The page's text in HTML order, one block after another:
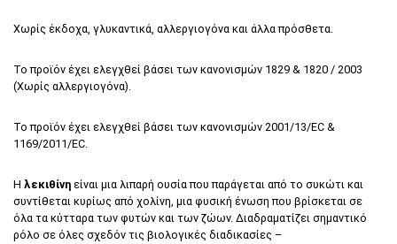
Χωρίς έκδοχα, γλυκαντικά, αλλεργιογόνα και άλλα πρόσθετα.
Το προϊόν έχει ελεγχθεί βάσει των κανονισμών 1829 & 1820 / 2003
(Χωρίς αλλεργιογόνα).
Το προϊόν έχει ελεγχθεί βάσει των κανονισμών 2001/13/ΕC &
1169/2011/ΕC.
Η λεκιθίνη είναι μια λιπαρή ουσία που παράγεται από το συκώτι και
συντίθεται κυρίως από χολίνη, μια φυσική ένωση που βρίσκεται σε
όλα τα κύτταρα των φυτών και των ζώων. Διαδραματίζει σημαντικό
ρόλο σε όλες σχεδόν τις βιολογικές διαδικασίες –